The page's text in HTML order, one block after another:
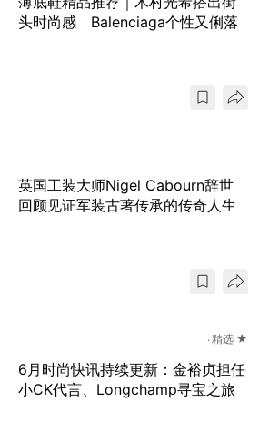
头时尚感 Balenciaga个性又俐落
英国工装大师Nigel Cabourn辞世
回顾见证军装古著传承的传奇人生
精选 ★
6月时尚快讯持续更新：金裕贞担任
小CK代言、Longchamp寻宝之旅